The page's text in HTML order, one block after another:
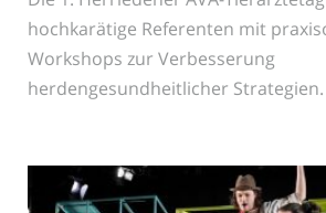
hochkarätige Referenten mit
Workshops zur Verbesserung
herdengesundheitlicher